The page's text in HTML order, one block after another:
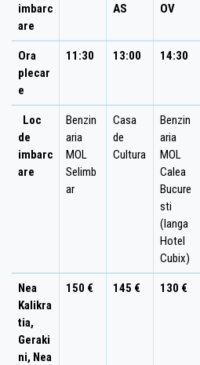
imbarc
are
AS
OV
Ora
plecar
e
11:30 13:00 14:30
Loc
de
imbarc
are
Benzin
aria
MOL
Selimb
ar
Casa
de
Cultura
Benzin
aria
MOL
Calea
Bucure
sti
(langa
Hotel
Cubix)
Nea
Kalikra
tia,
Geraki
ni, Nea
150 € 145 € 130 €